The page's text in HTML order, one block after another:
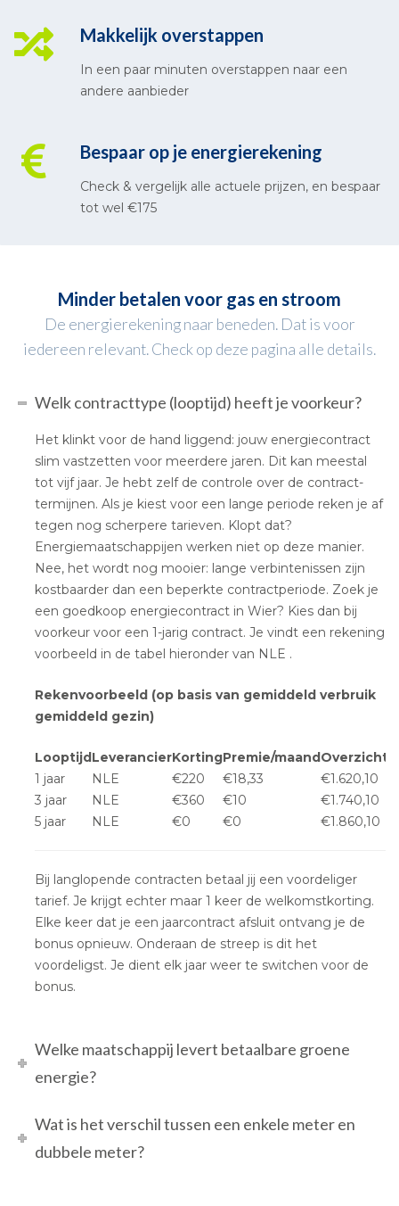
Makkelijk overstappen
In een paar minuten overstappen naar een
andere aanbieder
Bespaar op je energierekening
Check & vergelijk alle actuele prijzen, en bespaar
tot wel €175
Minder betalen voor gas en stroom
De energierekening naar beneden. Dat is voor
iedereen relevant. Check op deze pagina alle details.
Welk contracttype (looptijd) heeft je voorkeur?
Het klinkt voor de hand liggend: jouw energiecontract
slim vastzetten voor meerdere jaren. Dit kan meestal
tot vijf jaar. Je hebt zelf de controle over de contract-
termijnen. Als je kiest voor een lange periode reken je af
tegen nog scherpere tarieven. Klopt dat?
Energiemaatschappijen werken niet op deze manier.
Nee, het wordt nog mooier: lange verbintenissen zijn
kostbaarder dan een beperkte contractperiode. Zoek je
een goedkoop energiecontract in Wier? Kies dan bij
voorkeur voor een 1-jarig contract. Je vindt een rekening
voorbeeld in de tabel hieronder van NLE .
Rekenvoorbeeld (op basis van gemiddeld verbruik
gemiddeld gezin)
LooptijdLeverancierKortingPremie/maandOverzicht
1 jaar
NLE €220 €18,33
€1.620,10
3 jaar
NLE €360 €10
€1.740,10
5 jaar
NLE €0 €0 €1.860,10
Bij langlopende contracten betaal jij een voordeliger
tarief. Je krijgt echter maar 1 keer de welkomstkorting.
Elke keer dat je een jaarcontract afsluit ontvang je de
bonus opnieuw. Onderaan de streep is dit het
voordeligst. Je dient elk jaar weer te switchen voor de
bonus.
Welke maatschappij levert betaalbare groene
energie?
Wat is het verschil tussen een enkele meter en
dubbele meter?